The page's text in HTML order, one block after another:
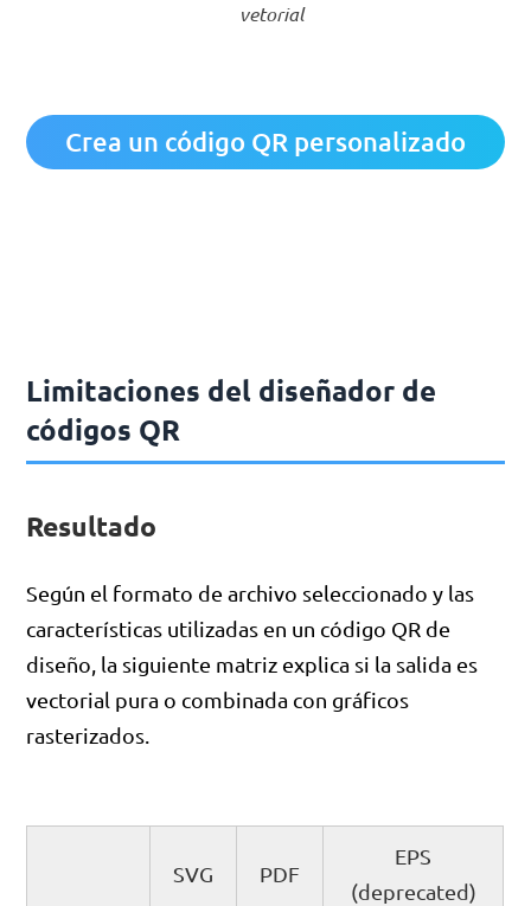
vetorial
Crea un código QR personalizado
Limitaciones del diseñador de
códigos QR
Resultado
Según el formato de archivo seleccionado y las
características utilizadas en un código QR de
diseño, la siguiente matriz explica si la salida es
vectorial pura o combinada con gráficos
rasterizados.
SVG PDF
EPS
(deprecated)